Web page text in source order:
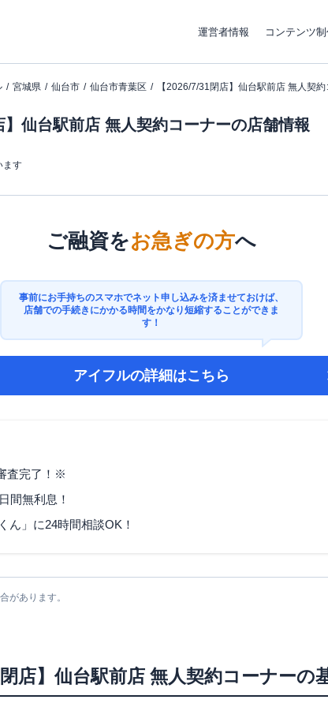
運営者情報 コンテンツ
宮城県 仙台市 仙台市青葉区 【2026/7/31閉店】仙台駅前店 無人契
仙台駅前店 無人契約コーナーの店舗情報
ます
ご融資をお急ぎの方へ
事前にお手持ちのスマホでネット申し込みを済ませておけば、
店舗での手続きにかかる時間をかなり短縮することができま
す！
アイフルの詳細はこちら
査完了！※
間無利息！
ん」に24時間相談OK！
があります。
閉店】仙台駅前店 無人契約コーナーの